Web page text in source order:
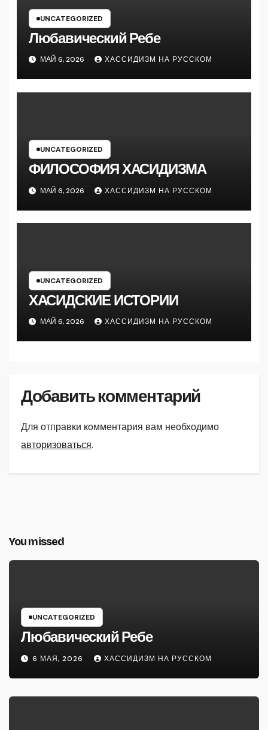
UNCATEGORIZED
Любавический Ребе
МАЙ 6, 2026 ХАССИДИЗМ НА РУССКОМ
UNCATEGORIZED
ФИЛОСОФИЯ ХАСИДИЗМА
МАЙ 6, 2026 ХАССИДИЗМ НА РУССКОМ
UNCATEGORIZED
ХАСИДСКИЕ ИСТОРИИ
МАЙ 6, 2026 ХАССИДИЗМ НА РУССКОМ
Добавить комментарий
Для отправки комментария вам необходимо
авторизоваться.
You missed
UNCATEGORIZED
Любавический Ребе
6 МАЯ, 2026 ХАССИДИЗМ НА РУССКОМ